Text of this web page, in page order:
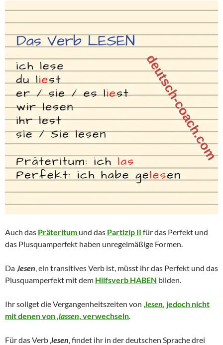
Auch das Präteritum und das Partizip II für das Perfekt und
das Plusquamperfekt haben unregelmäßige Formen.
Da ‚ lesen ‚ ein transitives Verb ist, müsst ihr das Perfekt und das
Plusquamperfekt mit dem Hilfsverb HABEN bilden.
Ihr sollget die Vergangenheitszeiten von ‚lesen‚ jedoch nicht
mit denen von ‚lassen‚ verwechseln
Für das Verb ‚ lesen ‚ findet ihr in der deutschen Sprache drei